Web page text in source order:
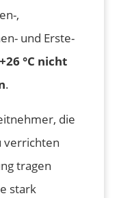
,
und Erste-
°C nicht
.
die
verrichten
tragen
stark